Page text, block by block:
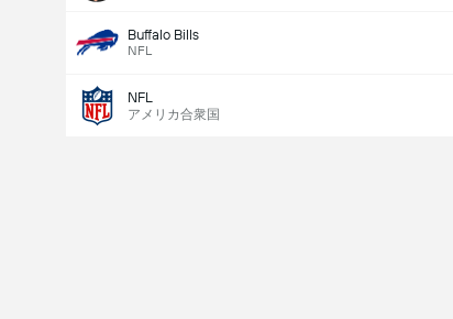
Buffalo Bills
NFL
NFL
アメリカ合衆国